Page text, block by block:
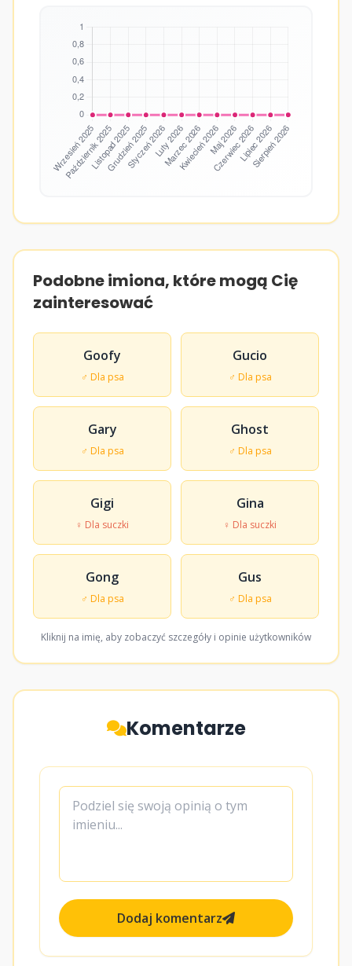
Podobne imiona, które mogą Cię
zainteresować
Goofy
♂ Dla psa
Gucio
♂ Dla psa
Gary
♂ Dla psa
Ghost
♂ Dla psa
Gigi
♀ Dla suczki
Gina
♀ Dla suczki
Gong
♂ Dla psa
Gus
♂ Dla psa
Kliknij na imię, aby zobaczyć szczegóły i opinie użytkowników
Komentarze
Dodaj komentarz